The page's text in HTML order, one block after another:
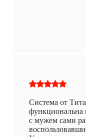
Система от
функциональна
с мужем сами